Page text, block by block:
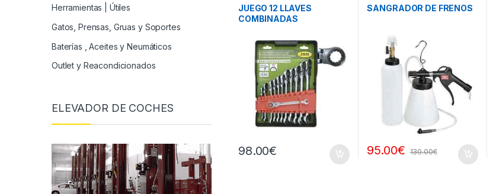
Herramientas De Mano
JUEGO 12 LLAVES
COMBINADAS
98.00€
SANGRADOR DE FRENOS
95.00€ 130.00€
Herramientas | Útiles
Gatos, Prensas, Gruas y Soportes
Baterías , Aceites y Neumáticos
Outlet y Reacondicionados
ELEVADOR DE COCHES